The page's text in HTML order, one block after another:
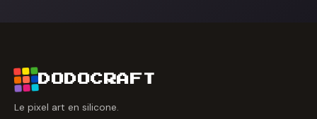
DODOCRAFT
Le pixel art en silicone.